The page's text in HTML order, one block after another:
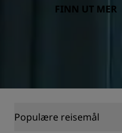
FINN UT MER
Populære reisemål